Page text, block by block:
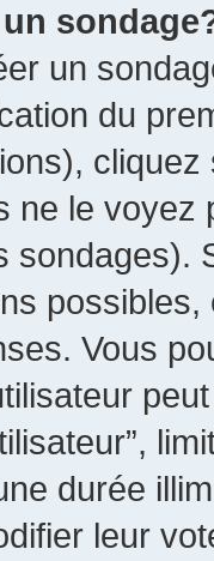
un
du
cliquez
ne le voyez
sondages).
Vous
durée
leur